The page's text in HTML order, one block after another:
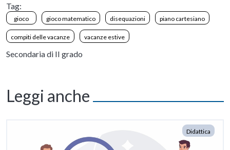
Tag:
gioco gioco matematico disequazioni piano cartesiano
compiti delle vacanze vacanze estive
Secondaria di II grado
Leggi anche
Didattica